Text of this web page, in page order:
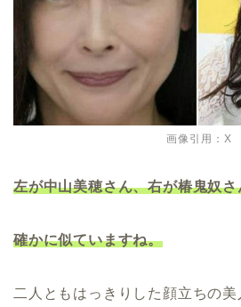
画像引用：X
左が中山美穂さん、右が椿鬼奴さ
確かに似ていますね。
二人ともはっきりした顔立ちの美